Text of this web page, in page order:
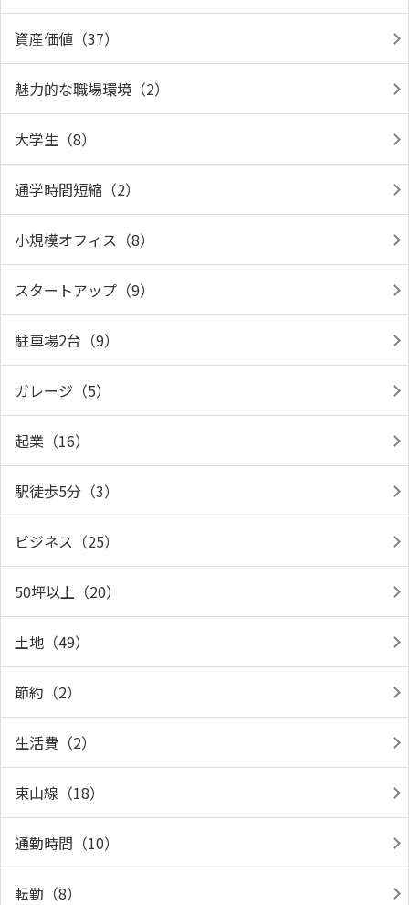
資産価値（37）
魅力的な職場環境（2）
大学生（8）
通学時間短縮（2）
小規模オフィス（8）
スタートアップ（9）
駐車場2台（9）
ガレージ（5）
起業（16）
駅徒歩5分（3）
ビジネス（25）
50坪以上（20）
土地（49）
節約（2）
生活費（2）
東山線（18）
通勤時間（10）
転勤（8）